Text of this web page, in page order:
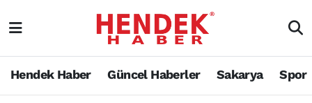
Hendek Haber Güncel Haberler Sakarya Spor
Hendek Haber
Hendek Haber
Sakarya Nöbetçi Eczaneler